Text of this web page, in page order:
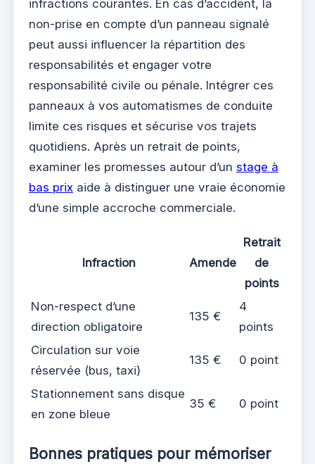
infractions courantes. En cas d’accident, la
non-prise en compte d’un panneau signalé
peut aussi influencer la répartition des
responsabilités et engager votre
responsabilité civile ou pénale. Intégrer ces
panneaux à vos automatismes de conduite
limite ces risques et sécurise vos trajets
quotidiens. Après un retrait de points,
examiner les promesses autour d’un stage à
bas prix aide à distinguer une vraie économie
d’une simple accroche commerciale.
Infraction Amende
Retrait
de
points
Non-respect d’une
direction obligatoire
135 €
4
points
Circulation sur voie
réservée (bus, taxi)
135 € 0 point
Stationnement sans disque
en zone bleue
35 € 0 point
Bonnes pratiques pour mémoriser